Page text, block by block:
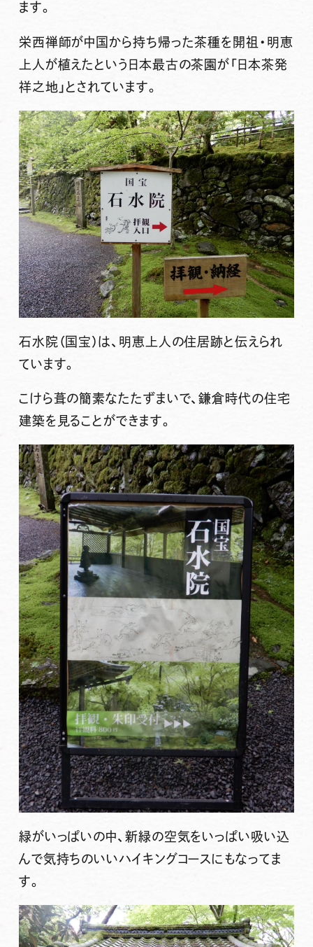
ます。
栄西禅師が中国から持ち帰った茶種を開祖・ 明恵
上人 が植えたという日本最古の茶園が「日本茶発
祥之地」とされています。
石水院（国宝）は、明恵上人の住居跡と伝えられ
ています。
こけら葺の簡素なたたずまいで、鎌倉時代の住宅
建築を見ることができます。
緑がいっぱいの中、新緑の空気をいっぱい吸い込
んで気持ちのいいハイキングコースにもなってま
す。